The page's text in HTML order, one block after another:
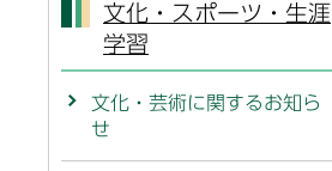
文化・スポーツ・生涯
学習
文化・芸術に関するお知ら
せ